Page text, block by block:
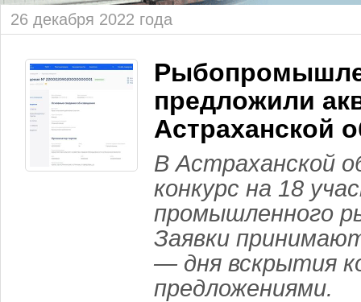
26 декабря 2022 года
предложили
Астраханской
В Астраханской
конкурс на 18
промышленного
Заявки
— дня вскрытия
предложениями.